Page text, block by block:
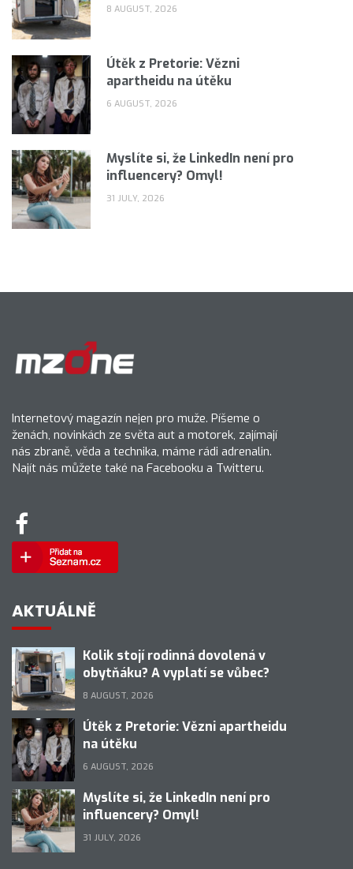
8 AUGUST, 2026
Útěk z Pretorie: Vězni
apartheidu na útěku
6 AUGUST, 2026
Myslíte si, že LinkedIn není pro
influencery? Omyl!
31 JULY, 2026
Internetový magazín nejen pro muže. Píšeme o
ženách, novinkách ze světa aut a motorek, zajímají
nás zbraně, věda a technika, máme rádi adrenalin.
Najít nás můžete také na Facebooku a Twitteru.
AKTUÁLNĚ
Kolik stojí rodinná dovolená v
obytňáku? A vyplatí se vůbec?
8 AUGUST, 2026
Útěk z Pretorie: Vězni apartheidu
na útěku
6 AUGUST, 2026
Myslíte si, že LinkedIn není pro
influencery? Omyl!
31 JULY, 2026